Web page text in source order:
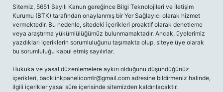
Sitemiz, 5651 Sayılı Kanun gereğince Bilgi Teknolojileri ve İletişim
Kurumu (BTK) tarafından onaylanmış bir Yer Sağlayıcı olarak hizmet
vermektedir. Bu nedenle, sitedeki içerikleri proaktif olarak denetleme
veya araştırma yükümlülüğümüz bulunmamaktadır. Ancak, üyelerimiz
yazdıkları içeriklerin sorumluluğunu taşımakta olup, siteye üye olarak
bu sorumluluğu kabul etmiş sayılırlar.
Hukuka ve yasal düzenlemelere aykırı olduğunu düşündüğünüz
içerikleri, backlinkpanelicomtr@gmail.com adresine bildirmeniz halinde,
ilgili içerikler yasal süre içerisinde sitemizden kaldırılacaktır.